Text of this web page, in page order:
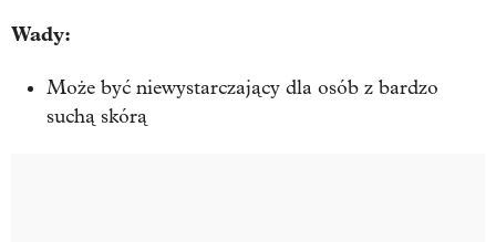
Wady:
Może być niewystarczający dla osób z bardzo
suchą skórą